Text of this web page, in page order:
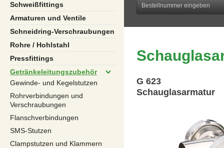
Schweißfittings
Armaturen und Ventile
Schneidring-Verschraubungen
Rohre / Hohlstahl
Pressfittings
Getränkeleitungszubehör
Gewinde- und Kegelstutzen
Rohrverbindungen und
Verschraubungen
Flanschverbindungen
SMS-Stutzen
Clampstutzen und Klammern
G 623
Schauglasarmatur